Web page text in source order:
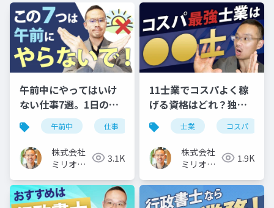
午前中にやってはいけ
ない仕事7選。1日のモ
デルスケジュールも公
開
午前中 仕事 スケジュール
株式会社
ミリオン
3.1K
11士業でコスパよく稼
げる資格はどれ？独立
開業に向いているのは
コレ
士業 コスパ
株式会社
ミリオン
1.9K